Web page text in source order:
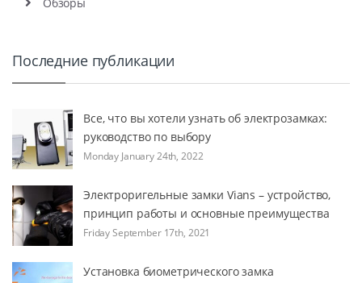
Последние публикации
Все, что вы хотели узнать об электрозамках:
руководство по выбору
Monday January 24th, 2022
Электроригельные замки Vians – устройство,
принцип работы и основные преимущества
Friday September 17th, 2021
Установка биометрического замка